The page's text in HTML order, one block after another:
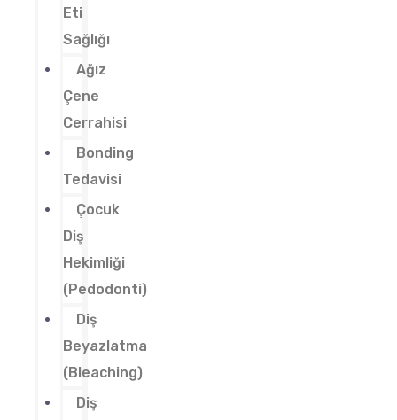
Eti
Sağlığı
Ağız
Çene
Cerrahisi
Bonding
Tedavisi
Çocuk
Diş
Hekimliği
(Pedodonti)
Diş
Beyazlatma
(Bleaching)
Diş